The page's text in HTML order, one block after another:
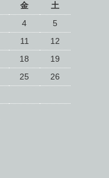
金
土
4
5
11
12
18
19
25
26